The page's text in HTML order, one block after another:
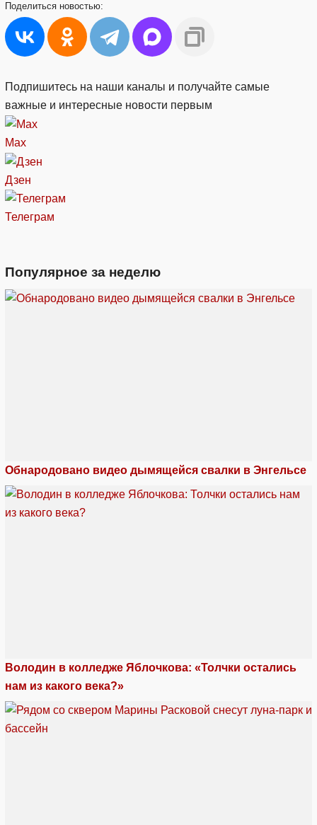
Поделиться новостью:
Подпишитесь на наши каналы и получайте самые
важные и интересные новости первым
Max
Дзен
Телеграм
Популярное за неделю
Обнародовано видео дымящейся свалки в Энгельсе
Володин в колледже Яблочкова: «Толчки остались
нам из какого века?»